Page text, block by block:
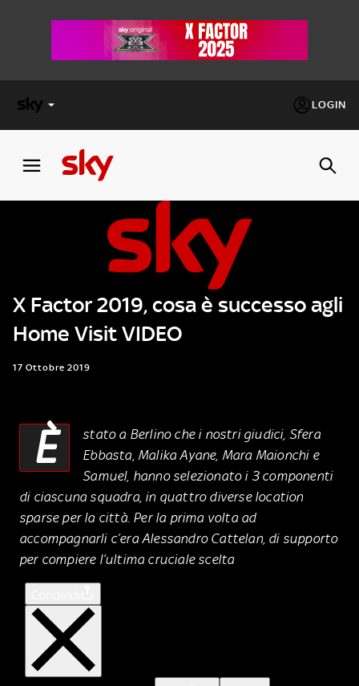
LOGIN
FACTOR
Cos’altro vedere:
PROGRAMMI SKY
Un mondo di offerte:
SKY.IT
X Factor 2019, cosa è successo agli
Home Visit VIDEO
17 Ottobre 2019
È
stato a Berlino che i nostri giudici, Sfera
Ebbasta, Malika Ayane, Mara Maionchi e
Samuel, hanno selezionato i 3 componenti
di ciascuna squadra, in quattro diverse location
sparse per la città. Per la prima volta ad
accompagnarli c’era Alessandro Cattelan, di supporto
per compiere l’ultima cruciale scelta